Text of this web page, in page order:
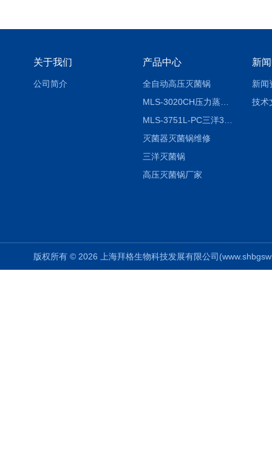
关于我们
公司简介
产品中心
全自动高压灭菌锅
MLS-3020CH压力蒸汽灭菌器
灭菌器灭菌锅维修
三洋灭菌锅
高压灭菌锅厂家
新
新闻
技术
版权所有 © 2026 上海拜格生物科技发展有限公司